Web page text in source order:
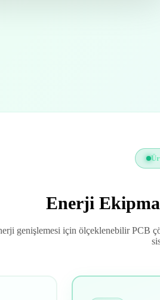
Enerji
genişlemesi için ölçeklenebilir PCB